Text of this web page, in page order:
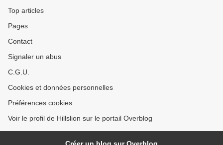
Top articles
Pages
Contact
Signaler un abus
C.G.U.
Cookies et données personnelles
Préférences cookies
Voir le profil de Hillslion sur le portail Overblog